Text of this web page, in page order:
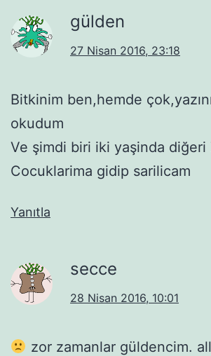
gülden
27 Nisan 2016, 23:18
Bitkinim ben,hemde
okudum
Ve şimdi biri iki yaşinda diğeri
Cocuklarima gidip sarilicam
Yanıtla
secce
28 Nisan 2016, 10:01
zor zamanlar güldencim.